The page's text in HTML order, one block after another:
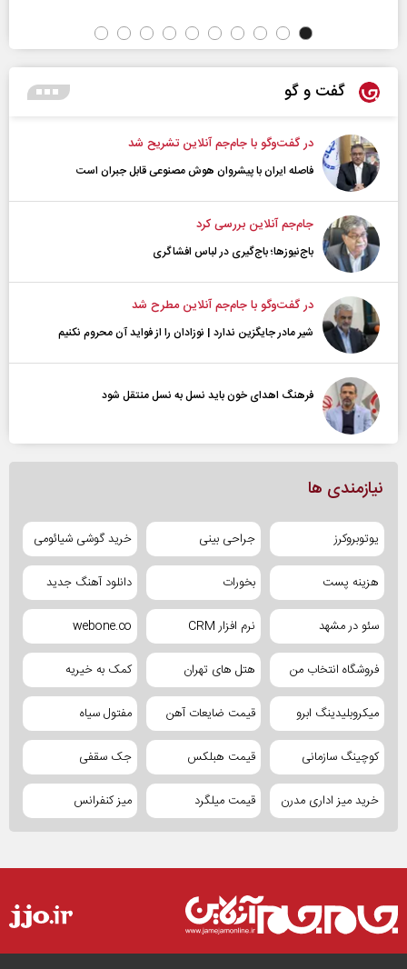
گفت و گو
در گفت‌و‌گو با جام‌جم آنلاین تشریح شد
فاصله ایران با پیشرو‌ان هوش مصنوعی قابل جبران است
جام‌جم آنلاین بررسی کرد
باج‌نیوزها؛ باج‌گیری در لباس افشاگری
در گفت‌و‌گو با جام‌جم آنلاین مطرح شد
شیر مادر جایگزین ندارد | نوزادان را از فواید آن محروم نکنیم
فرهنگ اهدای خون باید نسل به نسل منتقل شود
نیازمندی ها
یوتوبروکرز جراحی بینی خرید گوشی شیائومی
هزینه پست بخورات دانلود آهنگ جدید
سئو در مشهد نرم افزار CRM webone.co
فروشگاه انتخاب من هتل های تهران کمک به خیریه
میکروبلیدینگ ابرو قیمت ضایعات آهن مفتول سیاه
کوچینگ سازمانی قیمت هبلکس جک سقفی
خرید میز اداری مدرن قیمت میلگرد میز کنفرانس